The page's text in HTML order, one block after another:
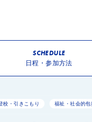
SCHEDULE
日程・参加方法
校・引きこもり 福祉・社会的包